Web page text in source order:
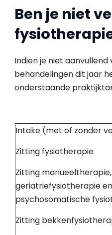
Ben je niet
Indien je niet
behandelingen dit jaar
onderstaande
Intake (met of zonder
Zitting fysiotherapie
Zitting manueeltherapie,
geriatriefysiotherapie en
psychosomatische
Zitting